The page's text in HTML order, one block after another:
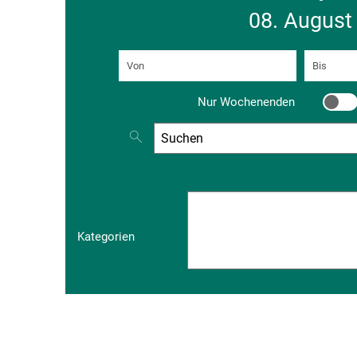
08. August
Von Bis
Nur Wochenenden
Nur
Kategorien